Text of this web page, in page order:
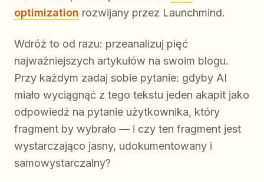
optimization rozwijany przez Launchmind.
Wdróż to od razu: przeanalizuj pięć
najważniejszych artykułów na swoim blogu.
Przy każdym zadaj sobie pytanie: gdyby AI
miało wyciągnąć z tego tekstu jeden akapit jako
odpowiedź na pytanie użytkownika, który
fragment by wybrało — i czy ten fragment jest
wystarczająco jasny, udokumentowany i
samowystarczalny?